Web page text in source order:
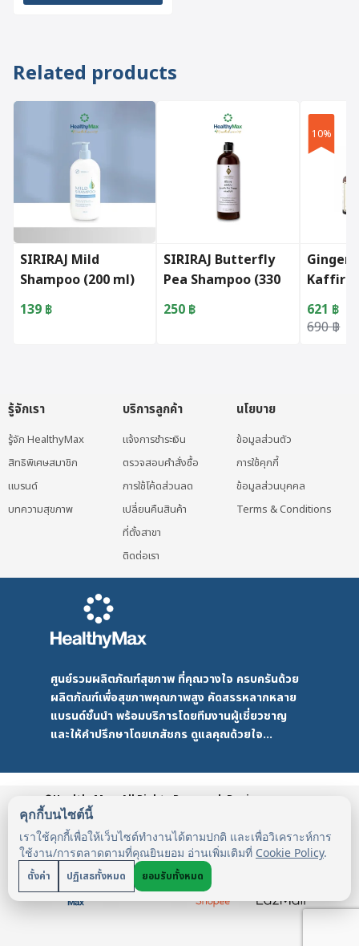
Related products
SIRIRAJ Mild
Shampoo (200 ml)
139 ฿
SIRIRAJ Butterfly
Pea Shampoo (330
ml)
250 ฿
10%
Ginger
Kaffir
690฿
Original
621 ฿
Current
คุกกี้บนไซต์นี้
เราใช้คุกกี้เพื่อให้เว็บไซต์ทำงานได้ตามปกติ และเพื่อวิเคราะห์การ
ใช้งาน/การตลาดตามที่คุณยินยอม อ่านเพิ่มเติมที่ Cookie Policy.
ตั้งค่า ปฏิเสธทั้งหมด ยอมรับทั้งหมด
รู้จักเรา
รู้จัก HealthyMax
สิทธิพิเศษสมาชิก
แบรนด์
บทความสุขภาพ
บริการลูกค้า
แจ้งการชำระเงิน
ตรวจสอบคำสั่งซื้อ
การใช้โค้ดส่วนลด
เปลี่ยนคืนสินค้า
ที่ตั้งสาขา
ติดต่อเรา
นโยบาย
ข้อมูลส่วนตัว
การใช้คุกกี้
ข้อมูลส่วนบุคคล
Terms & Conditions
ศูนย์รวมผลิตภัณฑ์สุขภาพ ที่คุณวางใจ ครบครันด้วย
ผลิตภัณฑ์เพื่อสุขภาพคุณภาพสูง คัดสรรหลากหลาย
แบรนด์ชั้นนำ พร้อมบริการโดยทีมงานผู้เชี่ยวชาญ
และให้คำปรึกษาโดยเภสัชกร ดูแลคุณด้วยใจ...
©HealthyMax. All Rights Reserved. Design
by DMDHealthyMax